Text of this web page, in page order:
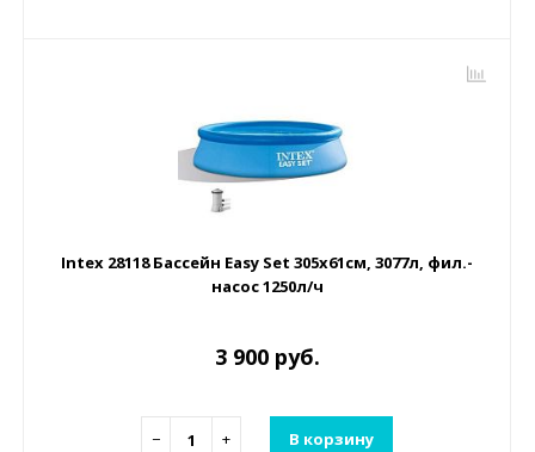
Intex 28118 Бассейн Easy Set 305х61см, 3077л, фил.-
насос 1250л/ч
3 900 руб.
− + В корзину